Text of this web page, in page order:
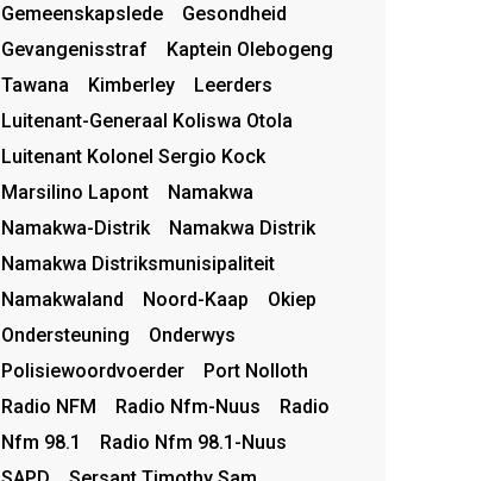
Gemeenskapslede
Gesondheid
Gevangenisstraf
Kaptein Olebogeng
Tawana
Kimberley
Leerders
Luitenant-Generaal Koliswa Otola
Luitenant Kolonel Sergio Kock
Marsilino Lapont
Namakwa
Namakwa-Distrik
Namakwa Distrik
Namakwa Distriksmunisipaliteit
Namakwaland
Noord-Kaap
Okiep
Ondersteuning
Onderwys
Polisiewoordvoerder
Port Nolloth
Radio NFM
Radio Nfm-Nuus
Radio
Nfm 98.1
Radio Nfm 98.1-Nuus